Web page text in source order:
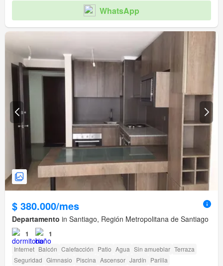
WhatsApp
$ 380.000/mes
Departamento in Santiago, Región Metropolitana de Santiago
1 1
Internet Balcón Calefacción Patio Agua Sin amueblar Terraza
Seguridad Gimnasio Piscina Ascensor Jardín Parilla